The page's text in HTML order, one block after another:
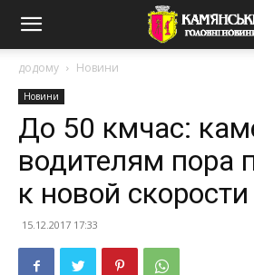
додому Новини
Новини
До 50 кмчас:
водителям пора
к новой скорости
15.12.2017 17:33